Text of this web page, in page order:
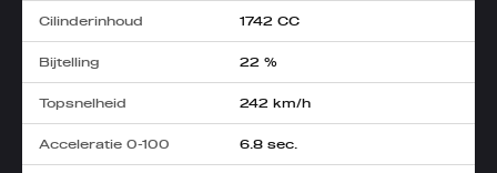
Cilinderinhoud 1742 CC
Bijtelling 22 %
Topsnelheid 242 km/h
Acceleratie 0-100 6.8 sec.